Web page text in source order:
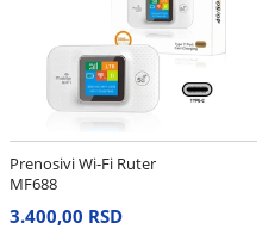
Prenosivi Wi-Fi Ruter
MF688
3.400,00 RSD